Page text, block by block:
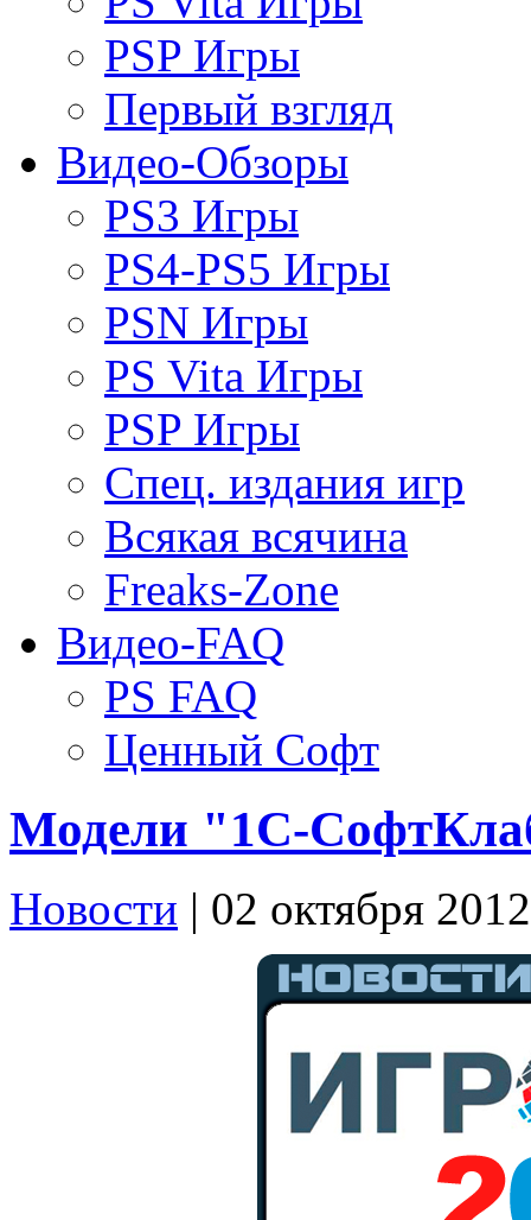
PSP Игры
Первый взгляд
Видео-Обзоры
PS3 Игры
PS4-PS5 Игры
PSN Игры
PS Vita Игры
PSP Игры
Спец. издания игр
Всякая всячина
Freaks-Zone
Видео-FAQ
PS FAQ
Ценный Софт
Модели "1С-
Новости | 02 октября